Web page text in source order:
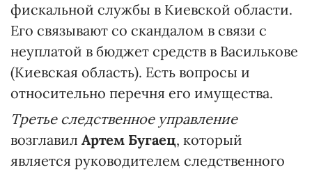
фискальной службы в Киевской области.
Его связывают со скандалом в связи с
неуплатой в бюджет средств в Василькове
(Киевская область). Есть вопросы и
относительно перечня его имущества.
Третье следственное управление
возглавил Артем Бугаец, который
является руководителем следственного